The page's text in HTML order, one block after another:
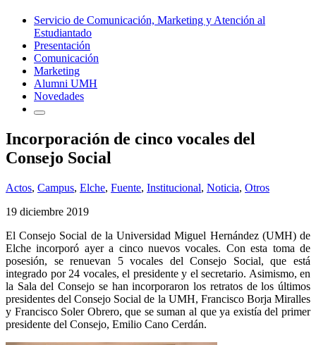
Servicio de Comunicación, Marketing y Atención al
Estudiantado
Presentación
Comunicación
Marketing
Alumni UMH
Novedades
Incorporación de cinco vocales del
Consejo Social
Actos, Campus, Elche, Fuente, Institucional, Noticia, Otros
19 diciembre 2019
El Consejo Social de la Universidad Miguel Hernández (UMH) de
Elche incorporó ayer a cinco nuevos vocales. Con esta toma de
posesión, se renuevan 5 vocales del Consejo Social, que está
integrado por 24 vocales, el presidente y el secretario. Asimismo, en
la Sala del Consejo se han incorporaron los retratos de los últimos
presidentes del Consejo Social de la UMH, Francisco Borja Miralles
y Francisco Soler Obrero, que se suman al que ya existía del primer
presidente del Consejo, Emilio Cano Cerdán.